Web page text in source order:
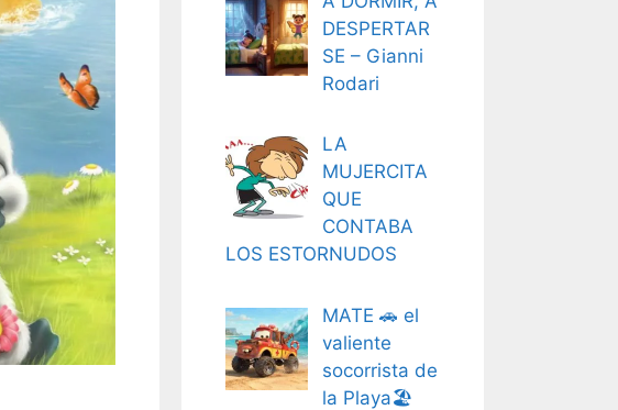
DESPERTAR
SE – Gianni
Rodari
LA
MUJERCITA
QUE
CONTABA
LOS ESTORNUDOS
MATE 🚗 el
valiente
socorrista de
la Playa🏖️